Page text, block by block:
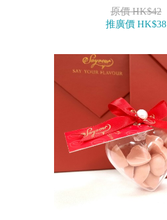
原價 HK$42
推廣價 HK$38